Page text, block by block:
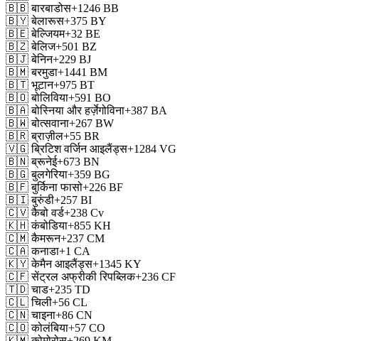
🇧🇧 बारबाडोस+1246 BB
🇧🇾 बेलारूस+375 BY
🇧🇪 बेल्जियम+32 BE
🇧🇿 बेलिज+501 BZ
🇧🇯 बेनिन+229 BJ
🇧🇲 बरमुडा+1441 BM
🇧🇹 भूटान+975 BT
🇧🇴 बोलिविया+591 BO
🇧🇦 बोस्निया और हर्ज़ेगोविना+387 BA
🇧🇼 बोत्सवाना+267 BW
🇧🇷 ब्राज़ील+55 BR
🇻🇬 ब्रिटिश वर्जिन आइलैंड्स+1284 VG
🇧🇳 ब्रूनेई+673 BN
🇧🇬 बुलगेरिया+359 BG
🇧🇫 बुर्किना फासो+226 BF
🇧🇮 बुरुंडी+257 BI
🇨🇻 कैबो वर्ड+238 Cv
🇰🇭 कंबोडिया+855 KH
🇨🇲 कैमरून+237 CM
🇨🇦 कनाडा+1 CA
🇰🇾 केमैन आइलैंड्स+1345 KY
🇨🇫 सेंट्रल अफ्रीकी रिपब्लिक+236 CF
🇹🇩 चाड+235 TD
🇨🇱 चिली+56 CL
🇨🇳 चाइना+86 CN
🇨🇴 कोलंबिया+57 CO